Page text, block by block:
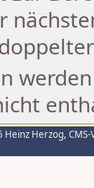
Heinz Herzog,